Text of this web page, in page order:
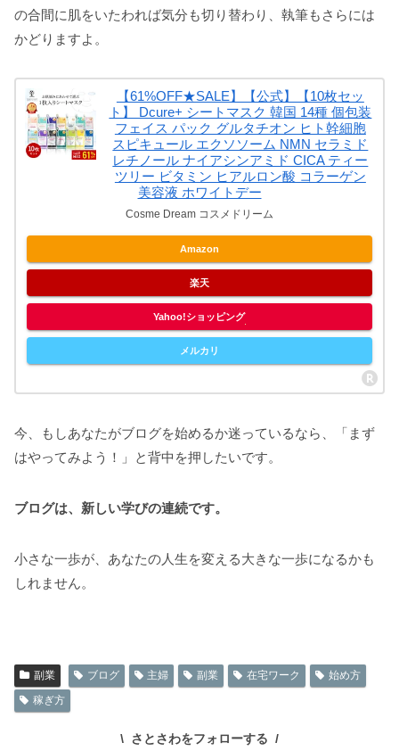
の合間に肌をいたわれば気分も切り替わり、執筆もさらには
かどりますよ。
【61%OFF★SALE】【公式】【10枚セッ
ト】 Dcure+ シートマスク 韓国 14種 個包装
フェイス パック グルタチオン ヒト幹細胞
スピキュール エクソソーム NMN セラミド
レチノール ナイアシンアミド CICA ティー
ツリー ビタミン ヒアルロン酸 コラーゲン
美容液 ホワイトデー
Cosme Dream コスメドリーム
Amazon
楽天
Yahoo!ショッピング
メルカリ
今、もしあなたがブログを始めるか迷っているなら、「まず
はやってみよう！」と背中を押したいです。
ブログは、新しい学びの連続です。
小さな一歩が、あなたの人生を変える大きな一歩になるかも
しれません。
副業 ブログ 主婦 副業 在宅ワーク
始め方
稼ぎ方
さとさわをフォローする